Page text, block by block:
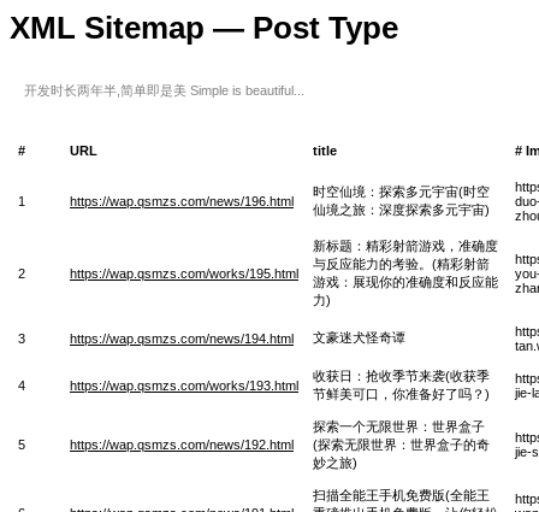
XML Sitemap — Post Type
开发时长两年半,简单即是美 Simple is beautiful...
# URL title #
1 https://wap.qsmzs.com/news/196.html
时空仙境：探索多元宇宙(时空
仙境之旅：深度探索多元宇宙)
2 https://wap.qsmzs.com/works/195.html
新标题：精彩射箭游戏，准确度
与反应能力的考验。(精彩射箭
游戏：展现你的准确度和反应能
力)
3 https://wap.qsmzs.com/news/194.html 文豪迷犬怪奇谭
4 https://wap.qsmzs.com/works/193.html
收获日：抢收季节来袭(收获季
节鲜美可口，你准备好了吗？)
jie-
5 https://wap.qsmzs.com/news/192.html
探索一个无限世界：世界盒子
(探索无限世界：世界盒子的奇
妙之旅)
jie-
扫描全能王手机免费版(全能王